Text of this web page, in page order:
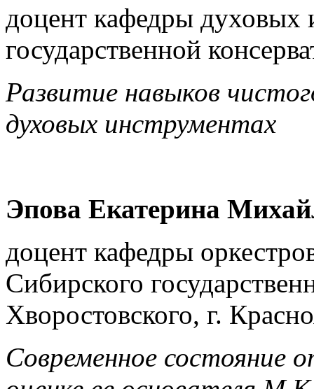
доцент кафедры духовых
государственной
Развитие навыков
духовых инструментах
Эпова Екатерина
доцент кафедры
Сибирского
Хворостовского, г.
Современное состояние